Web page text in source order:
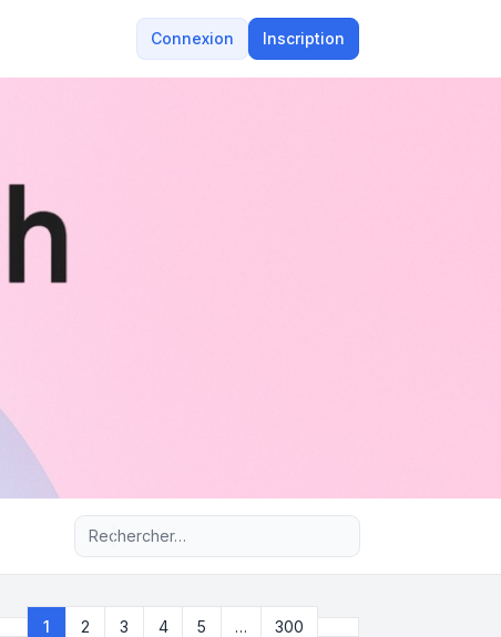
Connexion Inscription
Recherche avancée
1 2 3 4 5 … 300